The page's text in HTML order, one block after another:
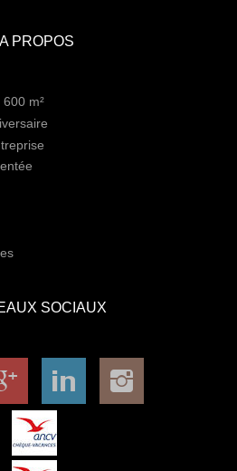
A PROPOS
m²
SOCIAUX